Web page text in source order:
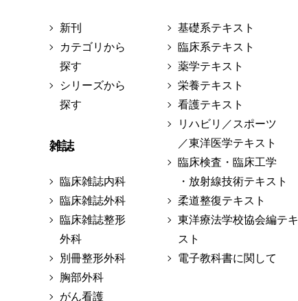
新刊
カテゴリから
探す
シリーズから
探す
雑誌
臨床雑誌内科
臨床雑誌外科
臨床雑誌整形
外科
別冊整形外科
胸部外科
がん看護
基礎系テキスト
臨床系テキスト
薬学テキスト
栄養テキスト
看護テキスト
リハビリ／スポーツ
／東洋医学テキスト
臨床検査・臨床工学
・放射線技術テキスト
柔道整復テキスト
東洋療法学校協会編テキ
スト
電子教科書に関して